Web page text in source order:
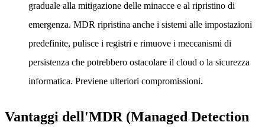
graduale alla mitigazione delle minacce e al ripristino di
emergenza. MDR ripristina anche i sistemi alle impostazioni
predefinite, pulisce i registri e rimuove i meccanismi di
persistenza che potrebbero ostacolare il cloud o la sicurezza
informatica. Previene ulteriori compromissioni.
Vantaggi dell'MDR (Managed Detection